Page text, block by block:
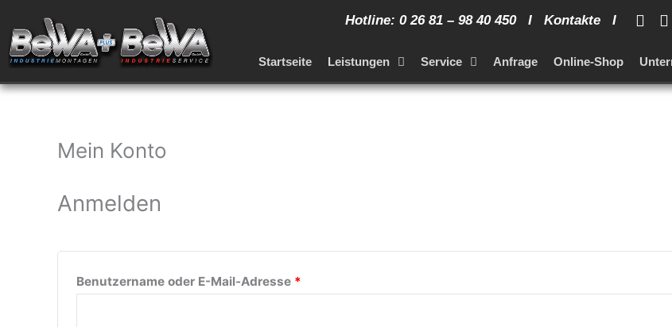
Inhalt
springen
Hotline: 0 26 81 – 98 40 450 I KontakteI
Startseite Leistungen Service Anfrage Online-Shop
Mein Konto
Anmelden
Benutzername oder E-Mail-Adresse *
Erforderlich